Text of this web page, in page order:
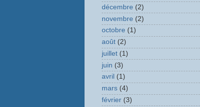
décembre (2)
novembre (2)
octobre (1)
août (2)
juillet (1)
juin (3)
avril (1)
mars (4)
février (3)